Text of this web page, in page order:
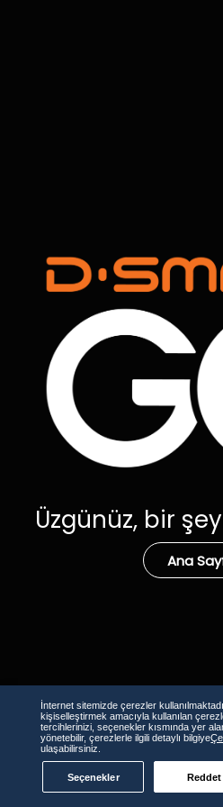
Üzgünüz, bir
Ana
İnternet sitemizde çerezler
kişiselleştirmek amacıyla kullanılan
tercihlerinizi, seçenekler kısmında yer
yönetebilir, çerezlerle ilgili detaylı bilgiye
ulaşabilirsiniz.
Seçenekler Reddet